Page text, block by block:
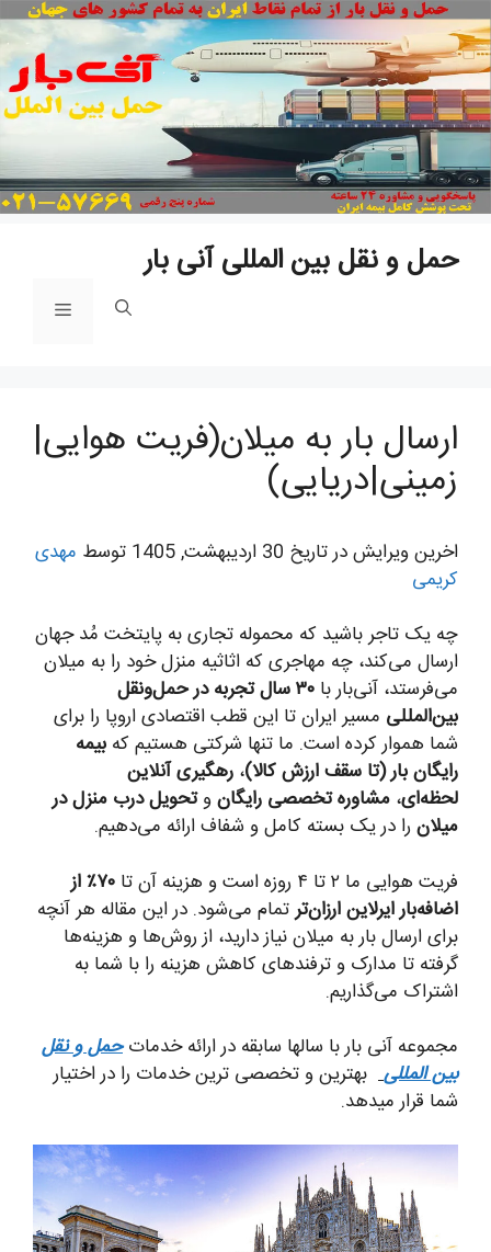
حمل و نقل بین المللی آنی بار
فهرست
ارسال بار به میلان(فریت هوایی|
زمینی|دریایی)
اخرین ویرایش در تاریخ 30 اردیبهشت, 1405 توسط
مهدی
کریمی
چه یک تاجر باشید که محموله تجاری به پایتخت مُد جهان
ارسال می‌کند، چه مهاجری که اثاثیه منزل خود را به میلان
می‌فرستد، آنی‌بار با
۳۰ سال تجربه در حمل‌ونقل
بین‌المللی مسیر ایران تا این قطب اقتصادی اروپا را برای
شما هموار کرده است. ما تنها شرکتی هستیم که بیمه
رایگان بار (تا سقف ارزش کالا)، رهگیری آنلاین
لحظه‌ای، مشاوره تخصصی رایگانوتحویل درب منزل در
میلان را در یک بسته کامل و شفاف ارائه می‌دهیم.
فریت هوایی ما ۲ تا ۴ روزه است و هزینه آن تا
۷۰٪ از
اضافه‌بار ایرلاین ارزان‌تر تمام می‌شود. در این مقاله هر آنچه
برای ارسال بار به میلان نیاز دارید، از روش‌ها و هزینه‌ها
گرفته تا مدارک و ترفندهای کاهش هزینه را با شما به
اشتراک می‌گذاریم.
مجموعه آنی بار با سالها سابقه در ارائه خدماتحمل و نقل
بین المللی بهترین و تخصصی ترین خدمات را در اختیار
شما قرار میدهد.